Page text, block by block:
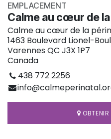
EMPLACEMENT
Calme au cœur de
Calme au cœur de la
1463 Boulevard Lionel-
Varennes QC J3X 1P7
Canada
438 772 2256
OBTENIR